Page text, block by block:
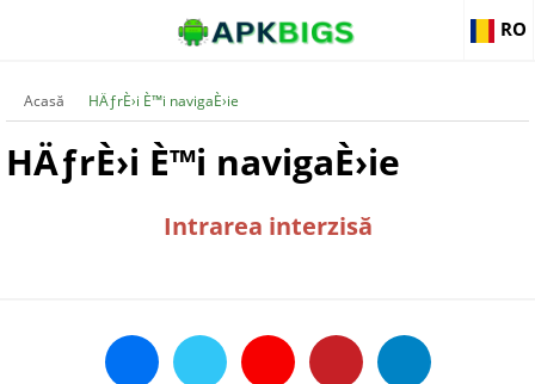
RO
Acasă HÄƒrÈ›i È™i navigaÈ›ie
HÄƒrÈ›i È™i navigaÈ›ie
Intrarea interzisă